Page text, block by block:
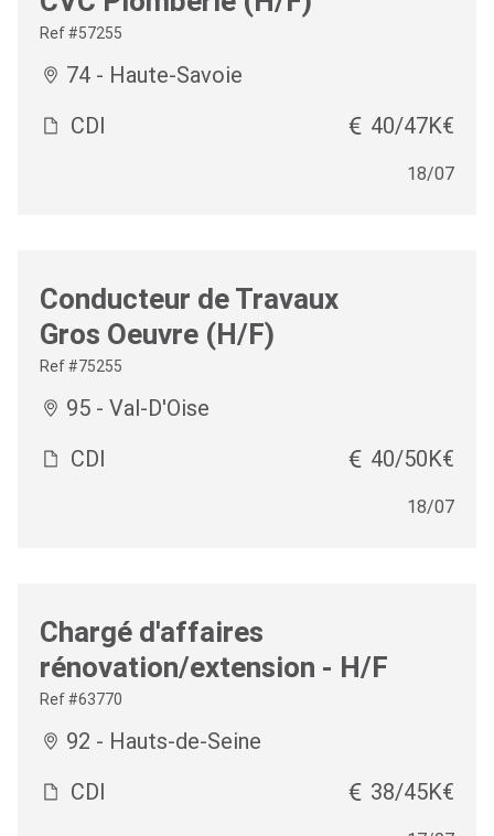
Ref #57255
74 - Haute-Savoie
CDI
40/47K€
18/07
Conducteur de Travaux
Gros Oeuvre (H/F)
Ref #75255
95 - Val-D'Oise
CDI
40/50K€
18/07
Chargé d'affaires
rénovation/extension - H/F
Ref #63770
92 - Hauts-de-Seine
CDI
38/45K€